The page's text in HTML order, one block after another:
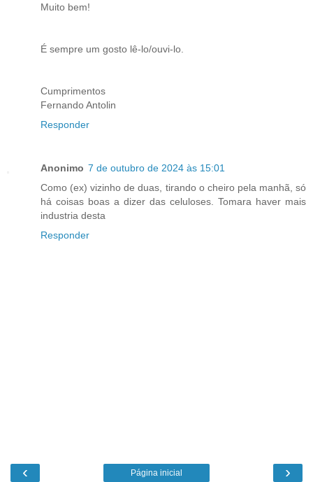
Muito bem!
É sempre um gosto lê-lo/ouvi-lo.
Cumprimentos
Fernando Antolin
Responder
Anonimo 7 de outubro de 2024 às 15:01
Como (ex) vizinho de duas, tirando o cheiro pela manhã, só
há coisas boas a dizer das celuloses. Tomara haver mais
industria desta
Responder
‹ ›
Página inicial